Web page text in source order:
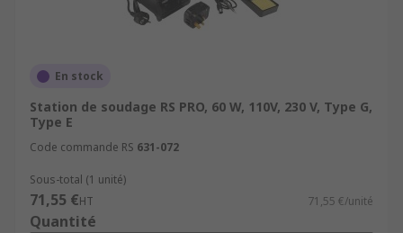
En stock
Station de soudage RS PRO, 60 W, 110V, 230 V, Type G,
Type E
Code commande RS 631-072
Sous-total (1 unité)
71,55 €HT 71,55 €/unité
Quantité